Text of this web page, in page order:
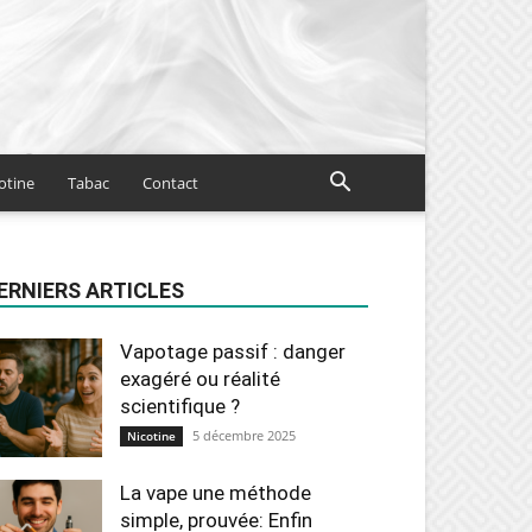
Tabac Contact
ARTICLES
Vapotage passif : danger
exagéré ou réalité
scientifique ?
Nicotine 5 décembre 2025
La vape une méthode
simple, prouvée: Enfin